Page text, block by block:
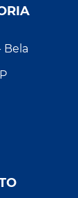
Bela